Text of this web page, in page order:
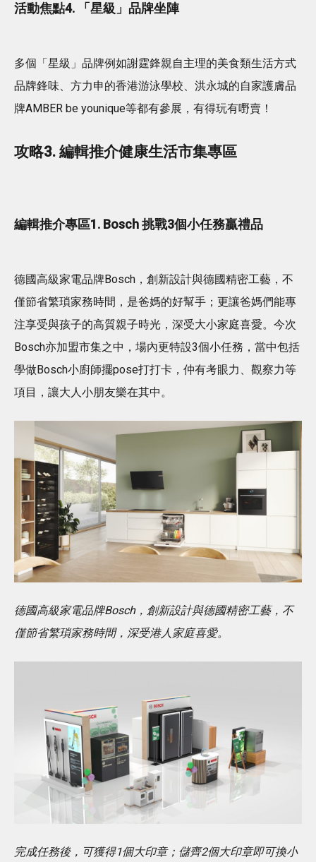
活動焦點4. 「星級」品牌坐陣
多個「星級」品牌例如謝霆鋒親自主理的美食類生活方式
品牌鋒味、方力申的香港游泳學校、洪永城的自家護膚品
牌AMBER be younique等都有參展，有得玩有嘢賣！
攻略3. 編輯推介健康生活市集專區
編輯推介專區1. Bosch 挑戰3個小任務贏禮品
德國高級家電品牌Bosch，創新設計與德國精密工藝，不
僅節省繁瑣家務時間，是爸媽的好幫手；更讓爸媽們能專
注享受與孩子的高質親子時光，深受大小家庭喜愛。今次
Bosch亦加盟市集之中，場內更特設3個小任務，當中包括
學做Bosch小廚師擺pose打打卡，仲有考眼力、觀察力等
項目，讓大人小朋友樂在其中。
德國高級家電品牌Bosch，創新設計與德國精密工藝，不
僅節省繁瑣家務時間，深受港人家庭喜愛。
完成任務後，可獲得1個大印章；儲齊2個大印章即可換小